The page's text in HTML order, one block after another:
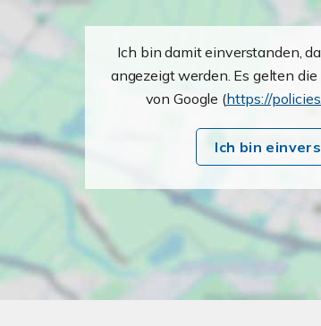
Ich bin damit einverstanden,
angezeigt werden. Es gelten
von Google (https://
Ich bin